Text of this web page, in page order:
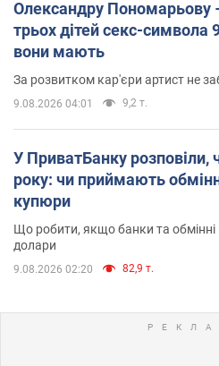
Олександру Пономарьову
трьох дітей секс-символа
вони мають
За розвитком кар'єри артист не
9.08.2026 04:01 9,2 т.
У ПриватБанку розповіли,
року: чи приймають
купюри
Що робити, якщо банки та
долари
9.08.2026 02:20 82,9 т.